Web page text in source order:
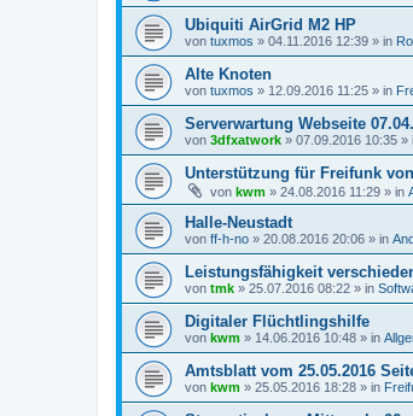
Ubiquiti AirGrid M2 HP
von tuxmos » 04.11.2016 12:39 » in
Alte Knoten
von tuxmos » 12.09.2016 11:25 » in
Serverwartung Webseite
von 3dfxatwork » 07.09.2016 10:35 »
Unterstützung für Freifunk
von kwm » 24.08.2016 11:29 » in
Halle-Neustadt
von ff-h-no » 20.08.2016 20:06 » in
Leistungsfähigkeit
von tmk » 25.07.2016 08:22 » in
Digitaler Flüchtlingshilfe
von kwm » 14.06.2016 10:48 » in
Amtsblatt vom 25.05.2016
von kwm » 25.05.2016 18:28 » in